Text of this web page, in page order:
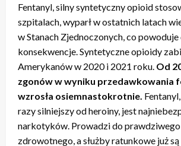
Fentanyl, silny syntetyczny opioid
szpitalach, wyparł w ostatnich latach
w Stanach Zjednoczonych, co
konsekwencje. Syntetyczne opioidy
Amerykanów w 2020 i 2021 roku. Od
zgonów w wyniku przedawkowania
wzrosła osiemnastokrotnie.
razy silniejszy od heroiny, jest
narkotyków. Prowadzi do
zdrowotnego, a służby ratunkowe już